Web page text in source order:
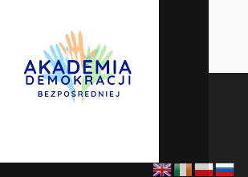
aby zapewnić najlepszą jakość
witryny.
się więcej o tym, jakich ciasteczek
je w
SETTINGS Zamknij panel